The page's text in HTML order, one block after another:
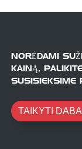
NORĖDAMI
KAINĄ,
SUSISIEKSIME
TAIKYTI